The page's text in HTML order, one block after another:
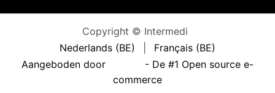
Copyright © Intermedi
Nederlands (BE)
Français (BE)
Aangeboden door
- De #1 Open source e-
commerce